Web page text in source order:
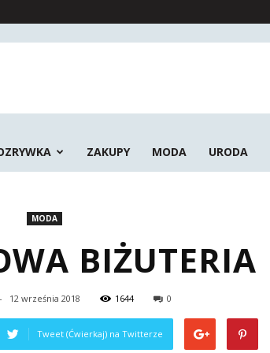
ZAKUPY MODA URODA
MODA
BIŻUTERIA
- 12 września 2018 1644 0
Tweet (Ćwierkaj) na Twitterze